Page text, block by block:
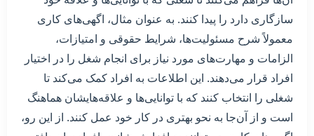
سازگاری دارد را پیدا کنند. به عنوان مثال، اگهی‌های کاری
معمولاً شرح مسئولیت‌ها، شرایط حقوقی و امتیازات،
الزامات و مهارت‌های مورد نیاز برای انجام شغل را در اختیار
افراد قرار می‌دهند. این اطلاعات به افراد کمک می‌کند تا
شغلی را انتخاب کنند که با توانایی‌ها و علاقه‌هایشان هماهنگ
است و از آن‌جا به نحو بهتری در کار خود عمل کنند. از این رو،